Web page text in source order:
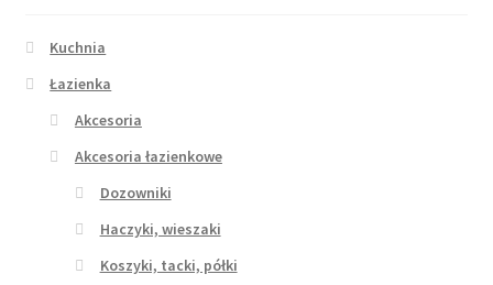
Kuchnia
Łazienka
Akcesoria
Akcesoria łazienkowe
Dozowniki
Haczyki, wieszaki
Koszyki, tacki, półki